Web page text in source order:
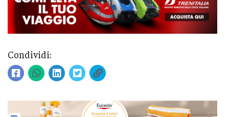
Condividi: